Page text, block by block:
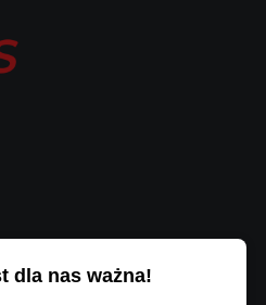
dla nas ważna!